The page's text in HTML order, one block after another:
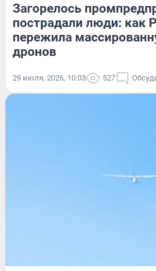
Загорелось
пострадали люди: как
пережила
дронов
29 июля, 2026, 10:03 527